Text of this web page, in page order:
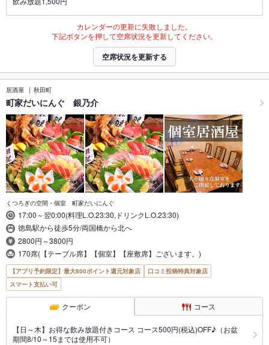
カレンダーの更新に失敗しました。
下記ボタンを押して空席状況を更新してください。
空席状況を更新する
居酒屋 秋田町
町家だいにんぐ 銀乃介
くつろぎの空間・個室 町家だいにんぐ
17:00～翌0:00(料理L.O.23:30,ドリンクL.O.23:30)
徳島駅から徒歩5分/両国橋から北へ
2800円～3800円
170席(【テーブル席】【個室】【座敷席】ございます。)
【アプリ予約限定】最大800ポイント還元対象店
口コミ投稿特典対象店
スマート支払い可
クーポン コース
【日～木】お得な飲み放題付きコース コース500円(税込)OFF♪（お盆
期間8/10～15までは使用不可）